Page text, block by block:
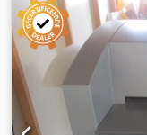
volautomatische
Technische details:
Doorvoeroptie
Min. Plaatformaat :
x 1060 mm
gegevens kunnen
verbruiksgoederen